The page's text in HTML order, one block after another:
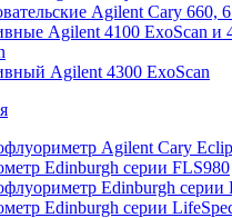
Agilent Cary 660,
Agilent 4100 ExoScan и
Agilent 4300 ExoScan
Agilent Cary
Edinburgh серии FLS980
Edinburgh серии
Edinburgh серии